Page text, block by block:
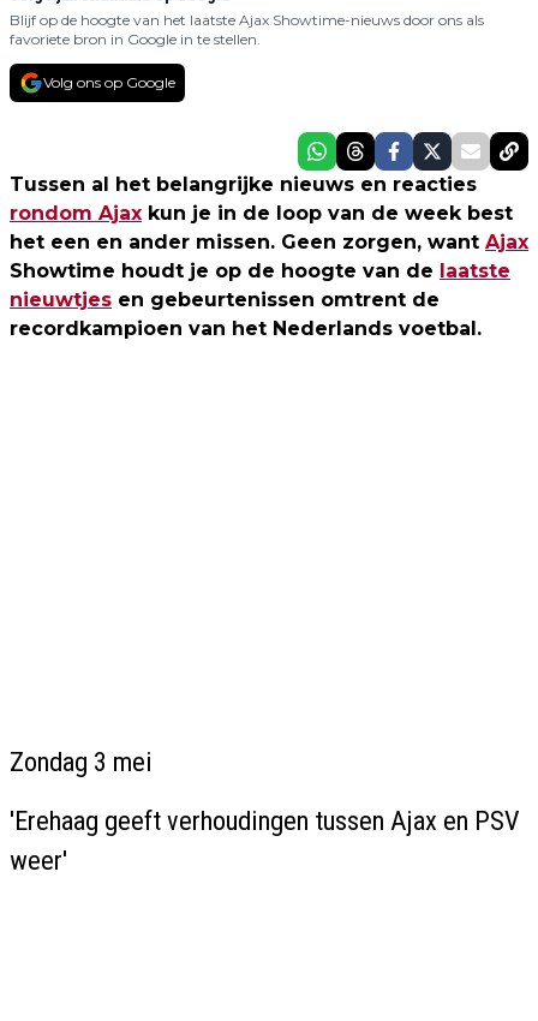
Blijf op de hoogte van het laatste Ajax Showtime-nieuws door ons als
favoriete bron in Google in te stellen.
Volg ons op Google
Tussen al het belangrijke nieuws en reacties
rondom Ajax kun je in de loop van de week best
het een en ander missen. Geen zorgen, want Ajax
Showtime houdt je op de hoogte van de laatste
nieuwtjes en gebeurtenissen omtrent de
recordkampioen van het Nederlands voetbal.
Zondag 3 mei
'Erehaag geeft verhoudingen tussen Ajax en PSV
weer'